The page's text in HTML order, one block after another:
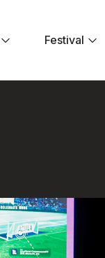
Festival